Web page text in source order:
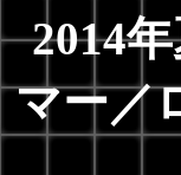
2014
マー／